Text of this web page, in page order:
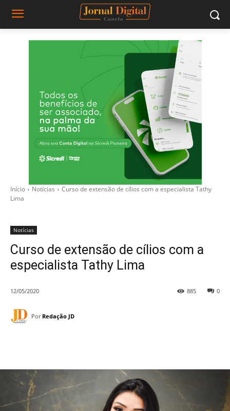
Início Notícias
Curso de extensão de cílios com a especialista Tathy
Lima
Notícias
Curso de extensão de cílios com a
especialista Tathy Lima
12/05/2020 0
885
Por Redação JD